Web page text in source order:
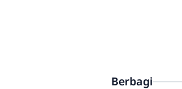
Berbagi